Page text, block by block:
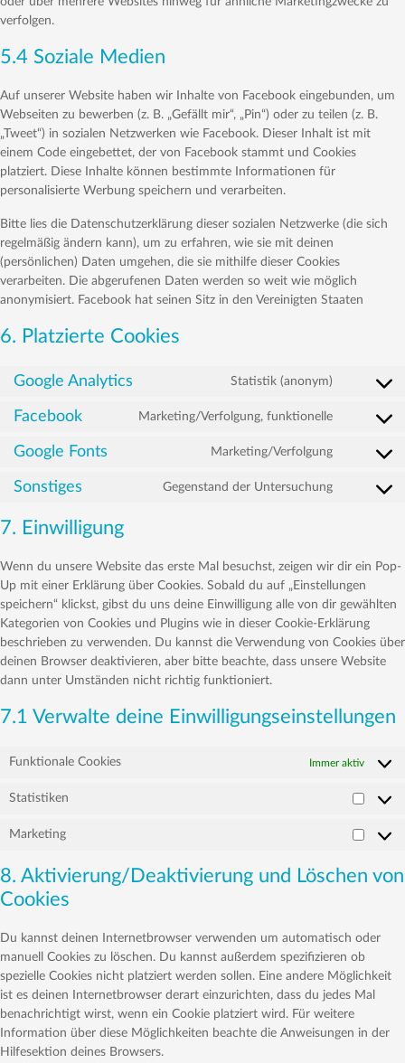
verfolgen.
5.4 Soziale Medien
Auf unserer Website haben wir Inhalte von Facebook eingebunden, um
Webseiten zu bewerben (z. B. „Gefällt mir“, „Pin“) oder zu teilen (z. B.
„Tweet“) in sozialen Netzwerken wie Facebook. Dieser Inhalt ist mit
einem Code eingebettet, der von Facebook stammt und Cookies
platziert. Diese Inhalte können bestimmte Informationen für
personalisierte Werbung speichern und verarbeiten.
Bitte lies die Datenschutzerklärung dieser sozialen Netzwerke (die sich
regelmäßig ändern kann), um zu erfahren, wie sie mit deinen
(persönlichen) Daten umgehen, die sie mithilfe dieser Cookies
verarbeiten. Die abgerufenen Daten werden so weit wie möglich
anonymisiert. Facebook hat seinen Sitz in den Vereinigten Staaten
6. Platzierte Cookies
Google Analytics Statistik (anonym)
Consent
service
analytics
Facebook Marketing/Verfolgung, funktionelle
Consent
service
Google Fonts Marketing/Verfolgung
Consent
service
Sonstiges Gegenstand der Untersuchung
Consent
7. Einwilligung
Wenn du unsere Website das erste Mal besuchst, zeigen wir dir ein Pop-
Up mit einer Erklärung über Cookies. Sobald du auf „Einstellungen
speichern“ klickst, gibst du uns deine Einwilligung alle von dir gewählten
Kategorien von Cookies und Plugins wie in dieser Cookie-Erklärung
beschrieben zu verwenden. Du kannst die Verwendung von Cookies über
deinen Browser deaktivieren, aber bitte beachte, dass unsere Website
dann unter Umständen nicht richtig funktioniert.
7.1 Verwalte deine Einwilligungseinstellungen
Funktionale Cookies Immer aktiv
Statistiken
Marketing
8. Aktivierung/Deaktivierung und Löschen von
Cookies
Du kannst deinen Internetbrowser verwenden um automatisch oder
manuell Cookies zu löschen. Du kannst außerdem spezifizieren ob
spezielle Cookies nicht platziert werden sollen. Eine andere Möglichkeit
ist es deinen Internetbrowser derart einzurichten, dass du jedes Mal
benachrichtigt wirst, wenn ein Cookie platziert wird. Für weitere
Information über diese Möglichkeiten beachte die Anweisungen in der
Hilfesektion deines Browsers.